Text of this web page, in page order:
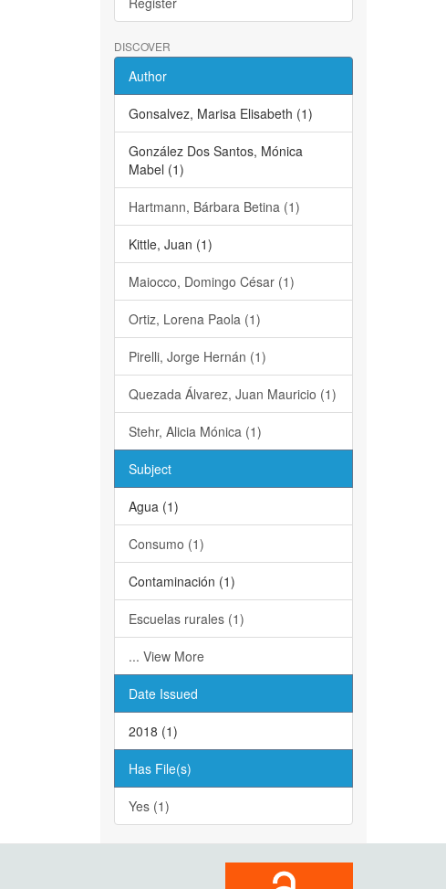
DISCOVER
Author
Gonsalvez, Marisa Elisabeth (1)
González Dos Santos, Mónica
Mabel (1)
Hartmann, Bárbara Betina (1)
Kittle, Juan (1)
Maiocco, Domingo César (1)
Ortiz, Lorena Paola (1)
Pirelli, Jorge Hernán (1)
Quezada Álvarez, Juan Mauricio (1)
Stehr, Alicia Mónica (1)
Subject
Agua (1)
Consumo (1)
Contaminación (1)
Escuelas rurales (1)
... View More
Date Issued
2018 (1)
Has File(s)
Yes (1)